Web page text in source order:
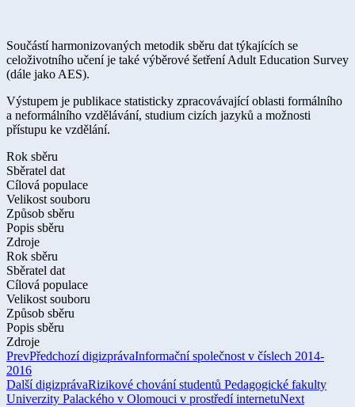
Součástí harmonizovaných metodik sběru dat týkajících se
celoživotního učení je také výběrové šetření Adult Education Survey
(dále jako AES).
Výstupem je publikace statisticky zpracovávající oblasti formálního
a neformálního vzdělávání, studium cizích jazyků a možnosti
přístupu ke vzdělání.
Rok sběru
Sběratel dat
Cílová populace
Velikost souboru
Způsob sběru
Popis sběru
Zdroje
Rok sběru
Sběratel dat
Cílová populace
Velikost souboru
Způsob sběru
Popis sběru
Zdroje
PrevPředchozí digizprávaInformační společnost v číslech 2014-
2016
Další digizprávaRizikové chování studentů Pedagogické fakulty
Univerzity Palackého v Olomouci v prostředí internetuNext